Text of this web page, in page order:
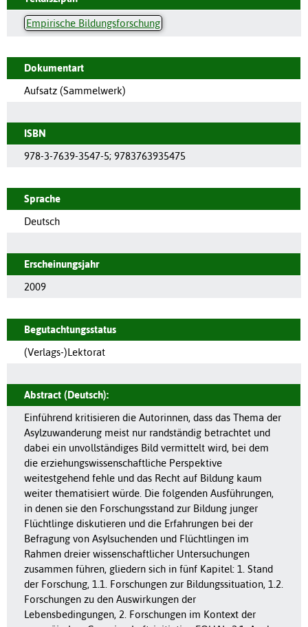
Empirische Bildungsforschung
Dokumentart
Aufsatz (Sammelwerk)
ISBN
978-3-7639-3547-5; 9783763935475
Sprache
Deutsch
Erscheinungsjahr
2009
Begutachtungsstatus
(Verlags-)Lektorat
Abstract (Deutsch):
Einführend kritisieren die Autorinnen, dass das Thema der
Asylzuwanderung meist nur randständig betrachtet und
dabei ein unvollständiges Bild vermittelt wird, bei dem
die erziehungswissenschaftliche Perspektive
weitestgehend fehle und das Recht auf Bildung kaum
weiter thematisiert würde. Die folgenden Ausführungen,
in denen sie den Forschungsstand zur Bildung junger
Flüchtlinge diskutieren und die Erfahrungen bei der
Befragung von Asylsuchenden und Flüchtlingen im
Rahmen dreier wissenschaftlicher Untersuchungen
zusammen führen, gliedern sich in fünf Kapitel: 1. Stand
der Forschung, 1.1. Forschungen zur Bildungssituation, 1.2.
Forschungen zu den Auswirkungen der
Lebensbedingungen, 2. Forschungen im Kontext der